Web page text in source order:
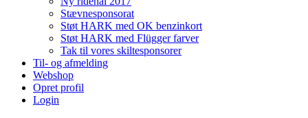
Stævnesponsorat
Støt HARK med OK benzinkort
Støt HARK med Flügger farver
Tak til vores skiltesponsorer
Til- og afmelding
Webshop
Opret profil
Login